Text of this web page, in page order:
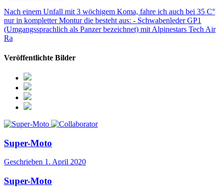
Nach einem Unfall mit 3 wöchigem Koma, fahre ich auch bei 35 C°
nur in kompletter Montur die besteht aus: - Schwabenleder GP1
(Umgangssprachlich als Panzer bezeichnet) mit Alpinestars Tech Air
Ra
Veröffentlichte Bilder
Super-Moto
Geschrieben 1. April 2020
Super-Moto